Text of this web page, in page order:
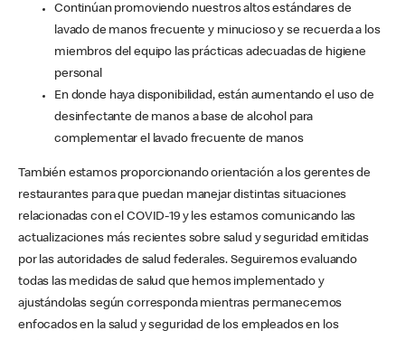
Continúan promoviendo nuestros altos estándares de
lavado de manos frecuente y minucioso y se recuerda a los
miembros del equipo las prácticas adecuadas de higiene
personal
En donde haya disponibilidad, están aumentando el uso de
desinfectante de manos a base de alcohol para
complementar el lavado frecuente de manos
También estamos proporcionando orientación a los gerentes de
restaurantes para que puedan manejar distintas situaciones
relacionadas con el COVID-19 y les estamos comunicando las
actualizaciones más recientes sobre salud y seguridad emitidas
por las autoridades de salud federales. Seguiremos evaluando
todas las medidas de salud que hemos implementado y
ajustándolas según corresponda mientras permanecemos
enfocados en la salud y seguridad de los empleados en los